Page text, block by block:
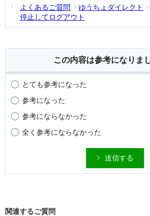
よくあるご質問
ゆうちょダイレクト
停止してログアウト
この内容は参考になりま
とても参考になった
参考になった
参考にならなかった
全く参考にならなかった
送信する
関連するご質問